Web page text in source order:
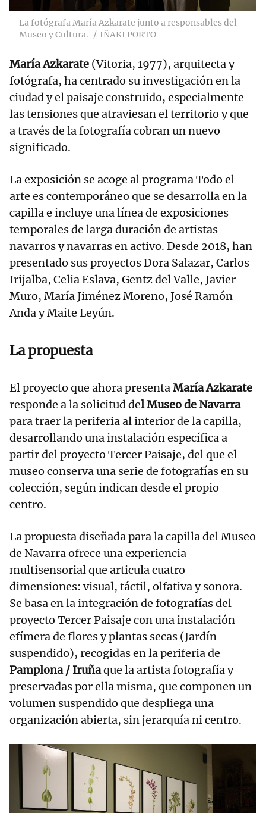
La fotógrafa María Azkarate junto a responsables del
Museo y Cultura.
IÑAKI PORTO
María Azkarate (Vitoria, 1977), arquitecta y
fotógrafa, ha centrado su investigación en la
ciudad y el paisaje construido, especialmente
las tensiones que atraviesan el territorio y que
a través de la fotografía cobran un nuevo
significado.
La exposición se acoge al programa Todo el
arte es contemporáneo que se desarrolla en la
capilla e incluye una línea de exposiciones
temporales de larga duración de artistas
navarros y navarras en activo. Desde 2018, han
presentado sus proyectos Dora Salazar, Carlos
Irijalba, Celia Eslava, Gentz del Valle, Javier
Muro, María Jiménez Moreno, José Ramón
Anda y Maite Leyún.
La propuesta
El proyecto que ahora presentaMaría Azkarate
responde a la solicitud del Museo de Navarra
para traer la periferia al interior de la capilla,
desarrollando una instalación específica a
partir del proyecto Tercer Paisaje, del que el
museo conserva una serie de fotografías en su
colección, según indican desde el propio
centro.
La propuesta diseñada para la capilla del Museo
de Navarra ofrece una experiencia
multisensorial que articula cuatro
dimensiones: visual, táctil, olfativa y sonora.
Se basa en la integración de fotografías del
proyecto Tercer Paisaje con una instalación
efímera de flores y plantas secas (Jardín
suspendido), recogidas en la periferia de
Pamplona / Iruñaque la artista fotografía y
preservadas por ella misma, que componen un
volumen suspendido que despliega una
organización abierta, sin jerarquía ni centro.